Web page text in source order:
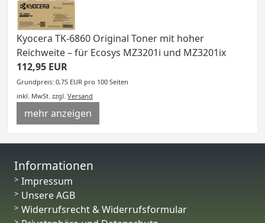
Kyocera TK-6860 Original Toner mit hoher
Reichweite – für Ecosys MZ3201i und MZ3201ix
112,95 EUR
Grundpreis: 0,75 EUR pro 100 Seiten
inkl. MwSt. zzgl. Versand
mehr anzeigen
Informationen
Impressum
Unsere AGB
Widerrufsrecht & Widerrufsformular